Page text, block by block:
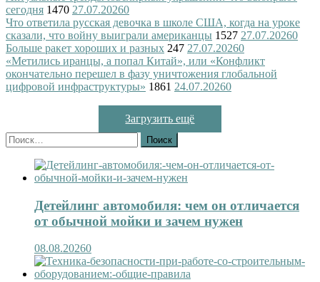
сегодня 1470 27.07.20260
Что ответила русская девочка в школе США, когда на уроке
сказали, что войну выиграли американцы 1527 27.07.20260
Больше ракет хороших и разных 247 27.07.20260
«Метились иранцы, а попал Китай», или «Конфликт
окончательно перешел в фазу уничтожения глобальной
цифровой инфраструктуры» 1861 24.07.20260
Загрузить ещё
Найти:
Детейлинг автомобиля: чем он отличается
от обычной мойки и зачем нужен
08.08.20260